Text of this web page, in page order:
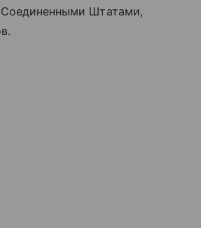
Соединенными Штатами,